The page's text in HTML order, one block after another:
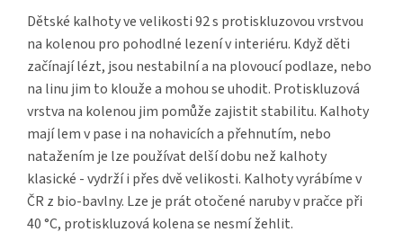
Dětské kalhoty ve velikosti 92 s protiskluzovou vrstvou
na kolenou pro pohodlné lezení v interiéru. Když děti
začínají lézt, jsou nestabilní a na plovoucí podlaze, nebo
na linu jim to klouže a mohou se uhodit. Protiskluzová
vrstva na kolenou jim pomůže zajistit stabilitu. Kalhoty
mají lem v pase i na nohavicích a přehnutím, nebo
natažením je lze používat delší dobu než kalhoty
klasické - vydrží i přes dvě velikosti. Kalhoty vyrábíme v
ČR z bio-bavlny. Lze je prát otočené naruby v pračce při
40 °C, protiskluzová kolena se nesmí žehlit.